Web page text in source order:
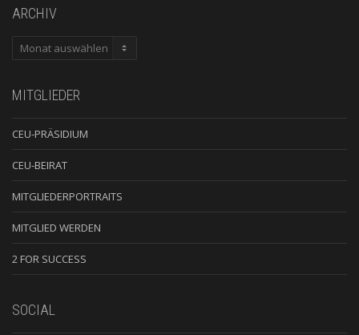
ARCHIV
ARCHIV
MITGLIEDER
CEU-PRÄSIDIUM
CEU-BEIRAT
MITGLIEDERPORTRAITS
MITGLIED WERDEN
2 FOR SUCCESS
SOCIAL